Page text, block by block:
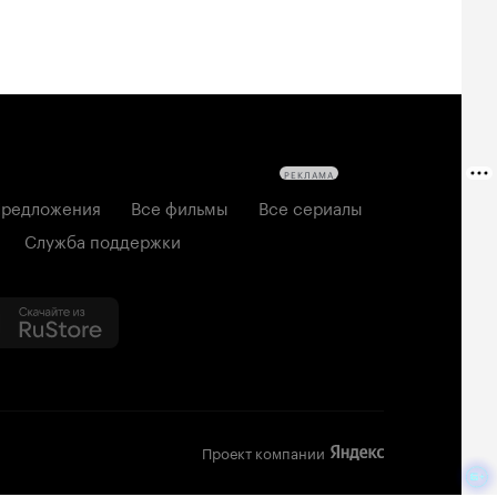
Все фильмы
Все сериалы
Служба поддержки
Проект компании
РЕКЛАМА